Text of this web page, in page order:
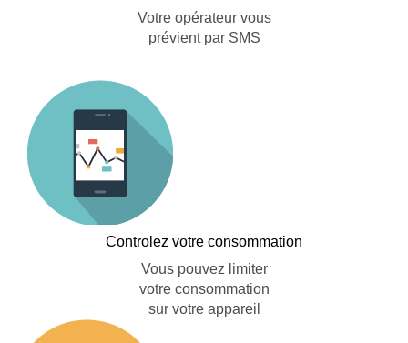
Votre opérateur vous
prévient par SMS
Controlez votre consommation
Vous pouvez limiter
votre consommation
sur votre appareil